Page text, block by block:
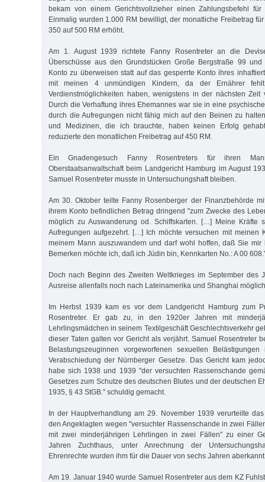
bekam von einem Gerichtsvollzieher einen Zahlungsbefehl für
Einmalig wurden 1.000 RM bewilligt, der monatliche Freibetrag
350 auf 500 RM erhöht.
Am 1. August 1939 richtete Fanny Rosentreter an die
Überschüsse aus den Grundstücken Große Bergstraße 99
Konto zu überweisen statt auf das gesperrte Konto ihres
mit meinen 4 unmündigen Kindern, da der Ernährer
Verdienstmöglichkeiten haben, wenigstens in der nächsten Zeit
Durch die Verhaftung ihres Ehemannes war sie in eine
durch die Aufregungen nicht fähig mich auf den Beinen zu
und Medizinen, die ich brauchte, haben keinen Erfolg
reduzierte den monatlichen Freibetrag auf 450 RM.
Ein Gnadengesuch Fanny Rosentreters für ihren
Oberstaatsanwaltschaft beim Landgericht Hamburg im August
Samuel Rosentreter musste in Untersuchungshaft bleiben.
Am 30. Oktober teilte Fanny Rosenberger der Finanzbehörde
ihrem Konto befindlichen Betrag dringend "zum Zwecke des
möglich zu Auswanderung od. Schiffskarten. […] Meine Kräfte
Aufregungen aufgezehrt. […] Ich möchte versuchen mit meinen
meinem Mann auszuwandern und darf wohl hoffen, daß Sie mir
Bemerken möchte ich, daß ich Jüdin bin, Kennkarten No.: A 00
Doch nach Beginn des Zweiten Weltkrieges im September des
Ausreise allenfalls noch nach Lateinamerika und Shanghai
Im Herbst 1939 kam es vor dem Landgericht Hamburg zum
Rosentreter. Er gab zu, in den 1920er Jahren mit
Lehrlingsmädchen in seinem Textilgeschäft Geschlechtsverkehr
dieser Taten galten vor Gericht als verjährt. Samuel Rosentreter
Belastungszeuginnen vorgeworfenen sexuellen
Verabschiedung der Nürnberger Gesetze. Das Gericht kam
habe sich 1938 und 1939 "der versuchten Rassenschande
Gesetzes zum Schutze des deutschen Blutes und der deutschen
1935, § 43 StGB." schuldig gemacht.
In der Hauptverhandlung am 29. November 1939 verurteilte
den Angeklagten wegen "versuchter Rassenschande in zwei
mit zwei minderjährigen Lehrlingen in zwei Fällen" zu einer
Jahren Zuchthaus, unter Anrechnung der
Ehrenrechte wurden ihm für die Dauer von sechs Jahren
Am 19. Januar 1940 wurde Samuel Rosentreter aus dem KZ